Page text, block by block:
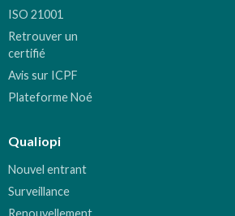
ISO 21001
Retrouver un
certifié
Avis sur ICPF
Plateforme Noé
Qualiopi
Nouvel entrant
Surveillance
Renouvellement